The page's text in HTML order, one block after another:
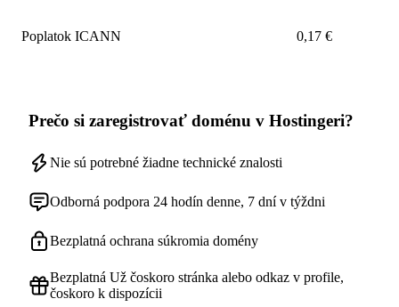
Poplatok ICANN 0,17 €
Prečo si zaregistrovať doménu v Hostingeri?
Nie sú potrebné žiadne technické znalosti
Odborná podpora 24 hodín denne, 7 dní v týždni
Bezplatná ochrana súkromia domény
Bezplatná Už čoskoro stránka alebo odkaz v profile,
čoskoro k dispozícii